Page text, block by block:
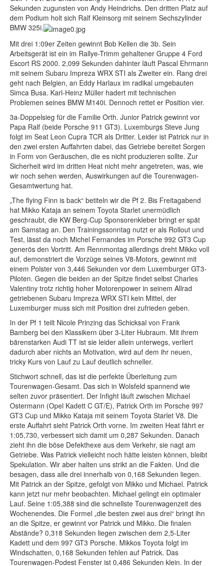
Sekunden zugunsten von Andy Heindrichs. Den dritten Platz auf
dem Podium holt sich Ralf Kleinsorg mit seinem Sechszylinder
BMW 325i.
Mit drei 1:09er Zeiten gewinnt Bob Kellen die 3b. Sein
Arbeitsgerät ist ein im Rallye-Trimm gehaltener Gruppe 4 Ford
Escort RS 2000. 2,099 Sekunden dahinter läuft Pascal Ehrmann
mit seinem Subaru Impreza WRX STI als Zweiter ein. Rang drei
geht nach Belgien, an Eddy Harlaux im radikal umgebauten
Simca Busa. Karl-Heinz Müller hadert mit technischen
Problemen seines BMW M140i. Dennoch rettet er Position vier.
3a-Doppelsieg für die Familie Orth. Junior Patrick gewinnt vor
Papa Ralf (beide Porsche 911 GT3). Luxemburgs Steve Jung
folgt im Seat Leon Cupra TCR als Dritter. Leider ist Patrick nur in
den zwei ersten Auffahrten dabei, das Getriebe bereitet Sorgen
in Form von Geräuschen, die es nicht produzieren sollte. Zur
Sicherheit wird im dritten Heat nicht mehr angetreten, was, wie
wir noch sehen werden, Auswirkungen auf die Tourenwagen-
Gesamtwertung hat.
„The flying Finn is back“ betiteln wir die Pf 2. Bis Freitagabend
hat Mikko Kataja an seinem Toyota Starlet unermüdlich
geschraubt, die KW Berg-Cup Sponsorenkleber bringt er spät
am Samstag an. Den Trainingssonntag nutzt er als Rollout und
Test, lässt da noch Michel Fernandes im Porsche 992 GT3 Cup
generös den Vortritt. Am Rennmontag allerdings dreht Mikko voll
auf, demonstriert die Vorzüge seines V8-Motors, gewinnt mit
einem Polster von 3,446 Sekunden vor dem Luxemburger GT3-
Piloten. Gegen die beiden an der Spitze findet selbst Charles
Valentiny trotz richtig hoher Motorenpower in seinem Allrad
getriebenen Subaru Impreza WRX STI kein Mittel, der
Luxemburger muss sich mit Position drei zufrieden geben.
In der Pf 1 teilt Nicole Prinzing das Schicksal von Frank
Bamberg bei den Klassikern über 3-Liter Hubraum. Mit ihrem
bärenstarken Audi TT ist sie leider allein unterwegs, verliert
dadurch aber nichts an Motivation, wird auf dem ihr neuen,
tricky Kurs von Lauf zu Lauf deutlich schneller.
Stichwort schnell, das ist die perfekte Überleitung zum
Tourenwagen-Gesamt. Das sich in Wolsfeld spannend wie
selten zuvor präsentiert. Der Infight läuft zwischen Michael
Ostermann (Opel Kadett C GT/E), Patrick Orth im Porsche 997
GT3 Cup und Mikko Kataja mit seinem Toyota Starlet V8. Die
erste Auffahrt sieht Patrick Orth vorne. Im zweiten Heat fährt er
1:05,730, verbessert sich damit um 0,287 Sekunden. Danach
zieht ihn die böse Defekthexe aus dem Verkehr, sie nagt am
Getriebe. Was Patrick vielleicht noch hätte leisten können, bleibt
Spekulation. Wir aber halten uns strikt an die Fakten. Und die
besagen, dass alle drei innerhalb von 0,168 Sekunden liegen.
Mit Patrick an der Spitze, gefolgt von Mikko und Michael. Patrick
kann jetzt nur mehr beobachten. Michael gelingt ein optimaler
Lauf. Seine 1:05,388 sind die schnellste Tourenwagenzeit des
Wochenendes. Die Formel „die besten zwei aus drei“ bringt ihn
an die Spitze, er gewinnt vor Patrick und Mikko. Die finalen
Abstände? 0,318 Sekunden liegen zwischen dem 2,5-Liter
Kadett und dem 997 GT3 Porsche. Mikkos Toyota folgt im
Windschatten, 0,168 Sekunden fehlen auf Patrick. Das
Tourenwagen-Podest Fenster ist 0,486 Sekunden klein. In der